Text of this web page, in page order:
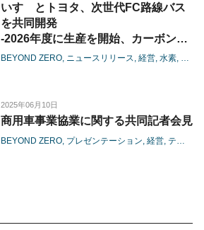
いすゞとトヨタ、次世代FC路線バス
を共同開発
-2026年度に生産を開始、カーボンニ
ュートラルの実現に向けて路線バスの
BEYOND ZERO ニュースリリース 経営 水素 カー
2025年06月10日
商用車事業協業に関する共同記者会見
BEYOND ZERO プレゼンテーション 経営 テクノロジー